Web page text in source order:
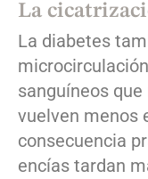
La
La diabetes
sanguíneos
vuelven menos
consecuencia
encías tardan